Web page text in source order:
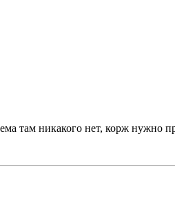
там никакого нет, корж нужно